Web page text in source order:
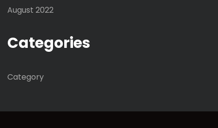
August 2022
Categories
Category